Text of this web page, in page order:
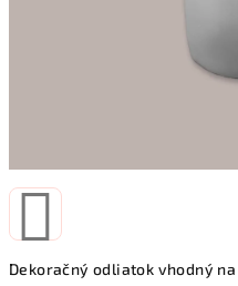
Dekoračný odliatok vhodný